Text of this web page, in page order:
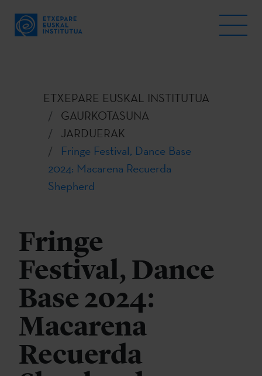
ETXEPARE EUSKAL INSTITUTUA
GAURKOTASUNA
JARDUERAK
Fringe Festival, Dance Base
2024: Macarena Recuerda
Shepherd
Fringe
Festival, Dance
Base 2024:
Macarena
Recuerda